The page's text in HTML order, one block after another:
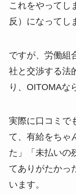
これをやってし
反）になってし
ですが、労働組
社と交渉する法
り、OITOMAな
実際に口コミで
て、有給をちゃ
た」「未払いの
てありがたかっ
います。